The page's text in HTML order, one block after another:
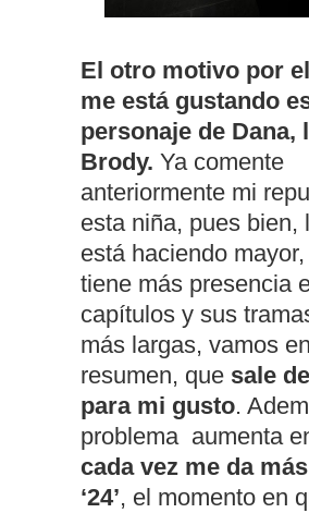
El otro motivo por
me está gustando
personaje de Dana,
Brody. Ya comente
anteriormente mi
esta niña, pues bien,
está haciendo
tiene más presencia
capítulos y sus
más largas, vamos en
resumen, que sale
para mi gusto.
problema aumenta
cada vez me da
‘24’, el momento en